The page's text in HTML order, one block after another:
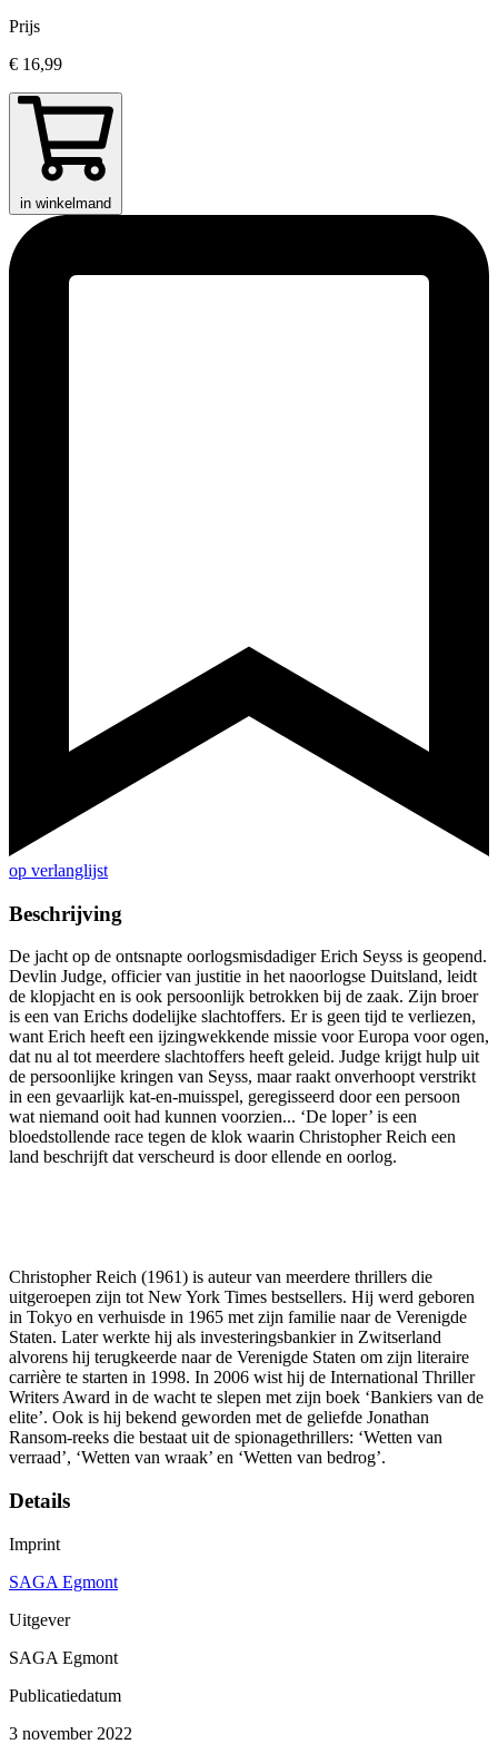
Prijs
€ 16,99
in winkelmand
op verlanglijst
Beschrijving
De jacht op de ontsnapte oorlogsmisdadiger Erich Seyss is geopend.
Devlin Judge, officier van justitie in het naoorlogse Duitsland, leidt
de klopjacht en is ook persoonlijk betrokken bij de zaak. Zijn broer
is een van Erichs dodelijke slachtoffers. Er is geen tijd te verliezen,
want Erich heeft een ijzingwekkende missie voor Europa voor ogen,
dat nu al tot meerdere slachtoffers heeft geleid. Judge krijgt hulp uit
de persoonlijke kringen van Seyss, maar raakt onverhoopt verstrikt
in een gevaarlijk kat-en-muisspel, geregisseerd door een persoon
wat niemand ooit had kunnen voorzien... ‘De loper’ is een
bloedstollende race tegen de klok waarin Christopher Reich een
land beschrijft dat verscheurd is door ellende en oorlog.
Christopher Reich (1961) is auteur van meerdere thrillers die
uitgeroepen zijn tot New York Times bestsellers. Hij werd geboren
in Tokyo en verhuisde in 1965 met zijn familie naar de Verenigde
Staten. Later werkte hij als investeringsbankier in Zwitserland
alvorens hij terugkeerde naar de Verenigde Staten om zijn literaire
carrière te starten in 1998. In 2006 wist hij de International Thriller
Writers Award in de wacht te slepen met zijn boek ‘Bankiers van de
elite’. Ook is hij bekend geworden met de geliefde Jonathan
Ransom-reeks die bestaat uit de spionagethrillers: ‘Wetten van
verraad’, ‘Wetten van wraak’ en ‘Wetten van bedrog’.
Details
Imprint
SAGA Egmont
Uitgever
SAGA Egmont
Publicatiedatum
3 november 2022